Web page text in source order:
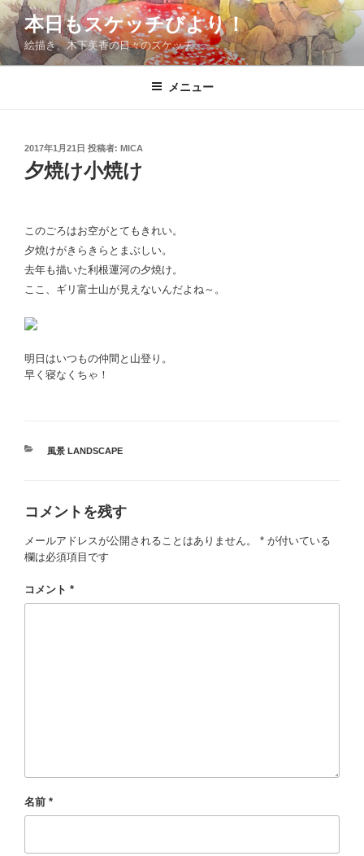
コ
ン
テ
ン
本日もスケッチびより！
絵描き、木下美香の日々のスケッチ
メニュー
投
稿
日:
2017年1月21日 投稿者: MICA
夕焼け小焼け
このごろはお空がとてもきれい。
夕焼けがきらきらとまぶしい。
去年も描いた利根運河の夕焼け。
ここ、ギリ富士山が見えないんだよね～。
明日はいつもの仲間と山登り。
早く寝なくちゃ！
カ
ー
風景 LANDSCAPE
コメントを残す
メールアドレスが公開されることはありません。 * が付いている
欄は必須項目です
コメント *
名前 *